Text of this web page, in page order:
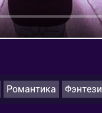
Романтика Фэнтези